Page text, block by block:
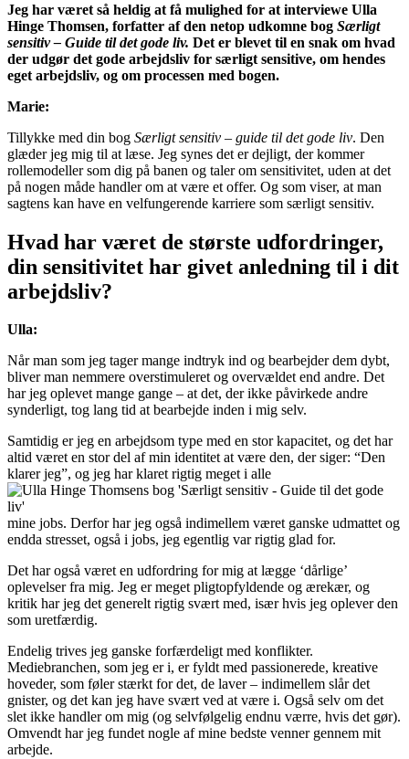
Jeg har været så heldig at få mulighed for at interviewe Ulla
Hinge Thomsen, forfatter af den netop udkomne bog Særligt
sensitiv – Guide til det gode liv. Det er blevet til en snak om hvad
der udgør det gode arbejdsliv for særligt sensitive, om hendes
eget arbejdsliv, og om processen med bogen.
Marie:
Tillykke med din bog Særligt sensitiv – guide til det gode liv. Den
glæder jeg mig til at læse. Jeg synes det er dejligt, der kommer
rollemodeller som dig på banen og taler om sensitivitet, uden at det
på nogen måde handler om at være et offer. Og som viser, at man
sagtens kan have en velfungerende karriere som særligt sensitiv.
Hvad har været de største udfordringer,
din sensitivitet har givet anledning til i dit
arbejdsliv?
Ulla:
Når man som jeg tager mange indtryk ind og bearbejder dem dybt,
bliver man nemmere overstimuleret og overvældet end andre. Det
har jeg oplevet mange gange – at det, der ikke påvirkede andre
synderligt, tog lang tid at bearbejde inden i mig selv.
Samtidig er jeg en arbejdsom type med en stor kapacitet, og det har
altid været en stor del af min identitet at være den, der siger: “Den
klarer jeg”, og jeg har klaret rigtig meget i alle
mine jobs. Derfor har jeg også indimellem været ganske udmattet og
endda stresset, også i jobs, jeg egentlig var rigtig glad for.
Det har også været en udfordring for mig at lægge ‘dårlige’
oplevelser fra mig. Jeg er meget pligtopfyldende og ærekær, og
kritik har jeg det generelt rigtig svært med, især hvis jeg oplever den
som uretfærdig.
Endelig trives jeg ganske forfærdeligt med konflikter.
Mediebranchen, som jeg er i, er fyldt med passionerede, kreative
hoveder, som føler stærkt for det, de laver – indimellem slår det
gnister, og det kan jeg have svært ved at være i. Også selv om det
slet ikke handler om mig (og selvfølgelig endnu værre, hvis det gør).
Omvendt har jeg fundet nogle af mine bedste venner gennem mit
arbejde.